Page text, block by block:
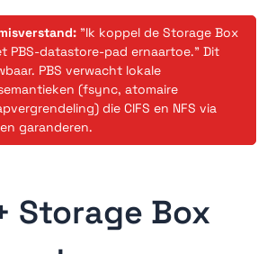
"Ik koppel de Storage Box
PBS-datastore-pad ernaartoe." Dit
PBS verwacht lokale
(fsync, atomaire
die CIFS en NFS via
garanderen.
Storage Box